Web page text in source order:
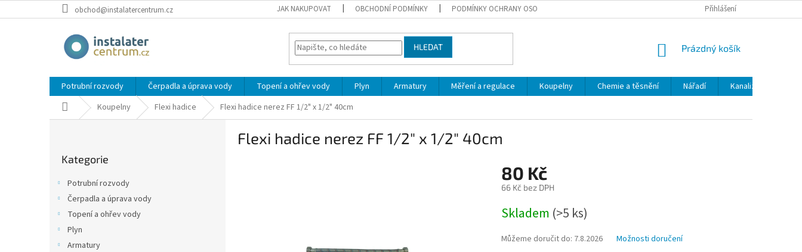
na
obchod@instalatercentrum.cz JAK NAKUPOVAT OBCHODNÍ PODMÍNKY PODMÍNKY OCHRANY OSOBNÍCH ÚDAJŮ MOJE OBJEDNÁVKA
Přihlášení
HLEDAT
NÁKUPNÍ
Prázdný košík
Potrubní rozvody Čerpadla a úprava vody Topení a ohřev vody Plyn Armatury Měření a regulace Koupelny Chemie a těsnění Nářadí Kanalizace
Domů Koupelny Flexi hadice Flexi hadice nerez FF 1/2" x 1/2" 40cm
kategorie
Kategorie
Potrubní rozvody
Čerpadla a úprava vody
Topení a ohřev vody
Plyn
Armatury
Flexi hadice nerez FF 1/2" x 1/2" 40cm
80 Kč
66 Kč bez DPH
cena:
Skladem (>5 ks)
Můžeme doručit do: 7.8.2026 Možnosti doručení